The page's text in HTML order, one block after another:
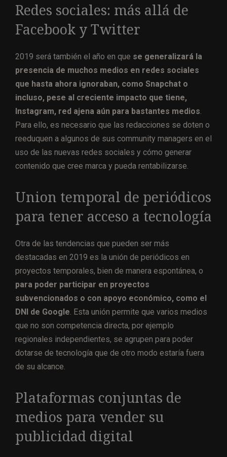
Redes sociales: más allá de
Facebook y Twitter
2019 será también el año en que se generalizará la
presencia de muchos medios en redes sociales
que hasta ahora ignoraban, como Snapchat o
incluso, pese al creciente impacto que tiene,
Instagram, red ajena aún para bastantes medios
Para ello, es necesario que las redacciones se doten o
reeduquen a algunos de sus community managers en el
uso de las nuevas redes sociales y cómo generar
contenido que cree marca y pueda rentabilizarse.
Union temporal de periódicos
para tener acceso a tecnología
Otra de las tendencias que pueden ser más
destacadas en 2019 es la unión de periódicos en
proyectos temporales, bien de manera espontánea, o
para poder participar en proyectos
subvencionados o con apoyo económico, como el
DNI de Google . Esta unión permite que varios medios
que no son competencia directa, por ejemplo
regionales independientes, se agrupen para poder
dotarse de tecnología que de otro modo estaría fuera
de su alcance.
Plataformas conjuntas de
medios para vender su
publicidad digital